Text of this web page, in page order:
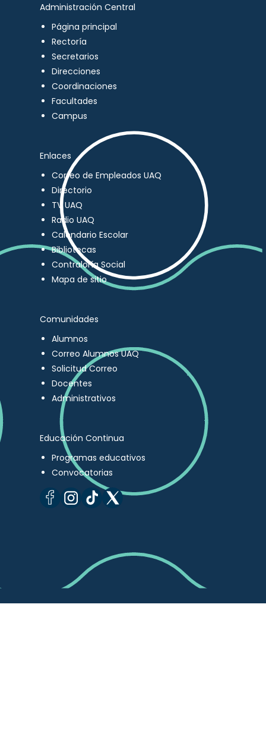
Administración Central
Página principal
Rectoría
Secretarios
Direcciones
Coordinaciones
Facultades
Campus
Enlaces
Correo de Empleados UAQ
Directorio
TV UAQ
Radio UAQ
Calendario Escolar
Bibliotecas
Contraloría Social
Mapa de sitio
Comunidades
Alumnos
Correo Alumnos UAQ
Solicitud Correo
Docentes
Administrativos
Educación Continua
Programas educativos
Convocatorias